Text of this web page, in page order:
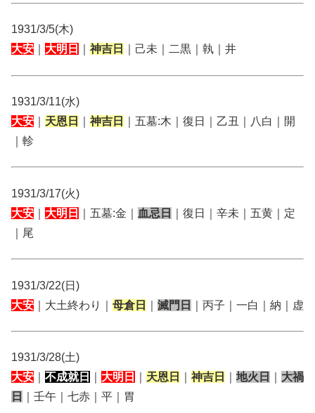
1931/3/5(木)
大安
大明日 神吉日 ｜己未｜二黒｜執｜井
1931/3/11(水)
大安
天恩日 神吉日
｜五墓:木｜復日｜乙丑｜八白｜開
｜軫
1931/3/17(火)
大安
大明日 ｜五墓:金｜ 血忌日
｜復日｜辛未｜五黄｜定
｜尾
1931/3/22(日)
大安 ｜大土終わり｜ 母倉日 滅門日 ｜丙子｜一白｜納｜虚
1931/3/28(土)
大安
不成就日 大明日 天恩日 神吉日 地火日
大禍
日
｜壬午｜七赤｜平｜胃